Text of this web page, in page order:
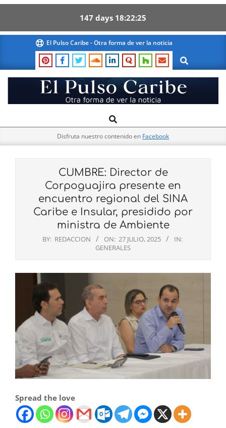
147 days 18 22 24
content
El Pulso Caribe - Otra forma de ver la noticia
Search
El
Pulso
Navigation
Search
Disfruta nuestro contenido en Facebook
CUMBRE: Director de
Corpoguajira presente en
encuentro regional del SINA
Caribe e Insular, presidido por
ministra de Ambiente
BY: REDACCION ON: 27 JULIO, 2025
IN:
GENERALES
Spread the love